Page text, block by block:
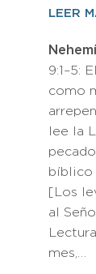
LEER
9:1–5:
como
lee la
bíblico
[Los
al
mes,…